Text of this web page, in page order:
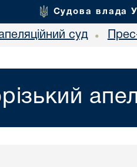
Судова влада
суд •